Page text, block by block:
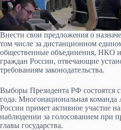
Внести свои предложения о
том числе за дистанционном
общественные объединения, НКО
граждан России, отвечающие
требованиям законодательства.
Выборы Президента РФ состоятся
года. Многонациональная команда
России примет активное участие
наблюдении за голосованием при
главы государства.